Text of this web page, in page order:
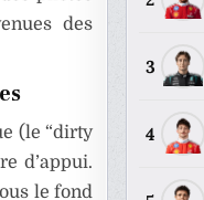
des
(le “dirty
d’appui.
le fond
3
4